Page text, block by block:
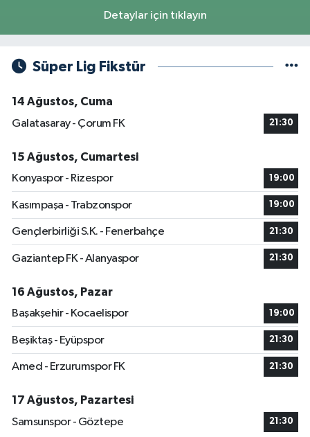
Detaylar için tıklayın
Süper Lig Fikstür
14 Ağustos, Cuma
Galatasaray - Çorum FK
21:30
15 Ağustos, Cumartesi
Konyaspor - Rizespor
19:00
Kasımpaşa - Trabzonspor 19:00
Gençlerbirliği S.K. - Fenerbahçe 21:30
Gaziantep FK - Alanyaspor 21:30
16 Ağustos, Pazar
Başakşehir - Kocaelispor
19:00
Beşiktaş - Eyüpspor 21:30
Amed - Erzurumspor FK 21:30
17 Ağustos, Pazartesi
Samsunspor - Göztepe
21:30